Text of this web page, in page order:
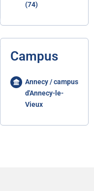
(74)
Campus
Annecy / campus
d'Annecy-le-
Vieux